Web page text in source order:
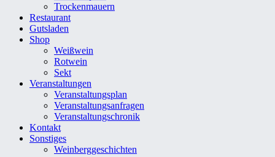
Trockenmauern
Restaurant
Gutsladen
Shop
Weißwein
Rotwein
Sekt
Veranstaltungen
Veranstaltungsplan
Veranstaltungsanfragen
Veranstaltungschronik
Kontakt
Sonstiges
Weinberggeschichten